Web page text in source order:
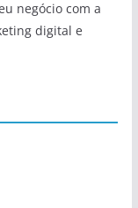
negócio com a
digital e